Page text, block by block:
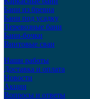
Бани из бревна
Бани под усадку
Перевозные бани
Бани-бочки
Винтовые сваи
Наши работы
Доставка и оплата
Новости
Акции
Вопросы и ответы